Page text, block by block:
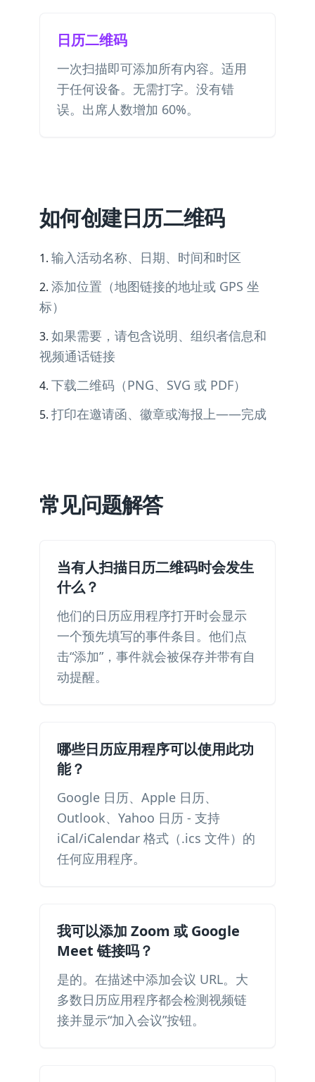
日历二维码
一次扫描即可添加所有内容。适用
于任何设备。无需打字。没有错
误。出席人数增加 60%。
如何创建日历二维码
输入活动名称、日期、时间和时区
添加位置（地图链接的地址或 GPS 坐
标）
如果需要，请包含说明、组织者信息和
视频通话链接
下载二维码（PNG、SVG 或 PDF）
打印在邀请函、徽章或海报上——完成
常见问题解答
当有人扫描日历二维码时会发生
什么？
他们的日历应用程序打开时会显示
一个预先填写的事件条目。他们点
击“添加”，事件就会被保存并带有自
动提醒。
哪些日历应用程序可以使用此功
能？
Google 日历、Apple 日历、
Outlook、Yahoo 日历 - 支持
iCal/iCalendar 格式（.ics 文件）的
任何应用程序。
我可以添加 Zoom 或 Google
Meet 链接吗？
是的。在描述中添加会议 URL。大
多数日历应用程序都会检测视频链
接并显示“加入会议”按钮。